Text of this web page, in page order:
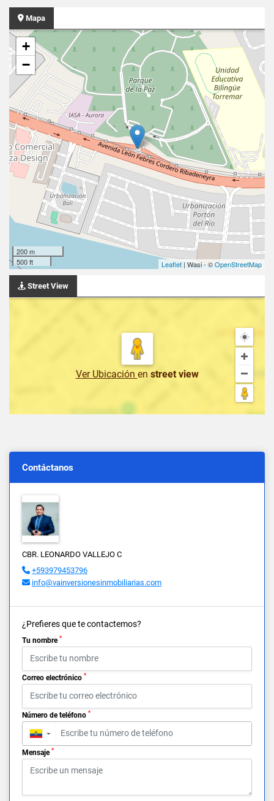
Mapa
+
−
200 m
500 ft
Leaflet | Wasi - ©OpenStreetMap
Street View
Ver Ubicación en street view
Contáctanos
CBR. LEONARDO VALLEJO C
+593979453796
info@vainversionesinmobiliarias.com
¿Prefieres que te contactemos?
Tu nombre *
Correo electrónico *
Número de teléfono *
▼
Mensaje *